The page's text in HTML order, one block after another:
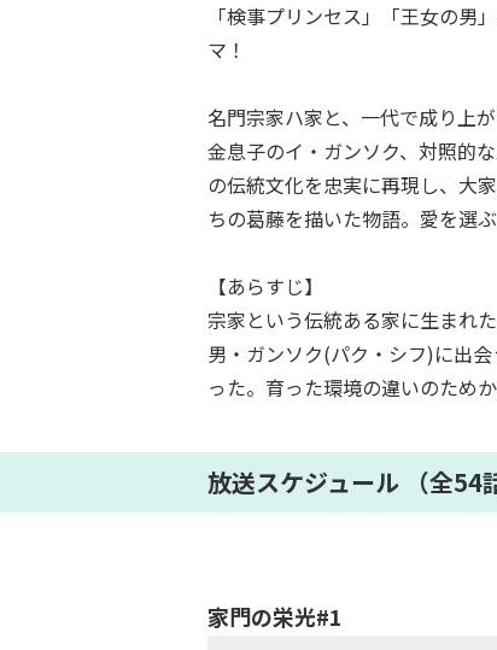
「検事プリンセス」「王女の
マ！
名門宗家ハ家と、一代で成り上
金息子のイ・ガンソク、対照的
の伝統文化を忠実に再現し、大
ちの葛藤を描いた物語。愛を選
【あらすじ】
宗家という伝統ある家に生まれ
男・ガンソク(パク・シフ)に出
った。育った環境の違いのため
放送スケジュール （全54
家門の栄光#1